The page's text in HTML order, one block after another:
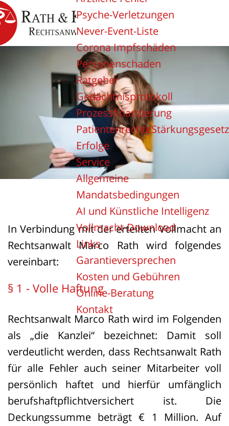
Psyche-Verletzungen
Never-Event-Liste
Corona Impfschäden
Personenschaden
Ratgeber
Gedächtnisprotokoll
Prozessfinanzierung
PatientenrechteStärkungsgesetz
Erfolge
Service
Allgemeine
Mandatsbedingungen
AI und Künstliche Intelligenz
Vollmacht-Download
Links
Garantieversprechen
Kosten und Gebühren
Online-Beratung
Kontakt
In Verbindung mit der erteilten Vollmacht an
Rechtsanwalt Marco Rath wird folgendes
vereinbart:
§ 1 - Volle Haftung
Rechtsanwalt Marco Rath wird im Folgenden
als „die Kanzlei“ bezeichnet: Damit soll
verdeutlicht werden, dass Rechtsanwalt Rath
für alle Fehler auch seiner Mitarbeiter voll
persönlich haftet und hierfür umfänglich
berufshaftpflichtversichert ist. Die
Deckungssumme beträgt € 1 Million. Auf